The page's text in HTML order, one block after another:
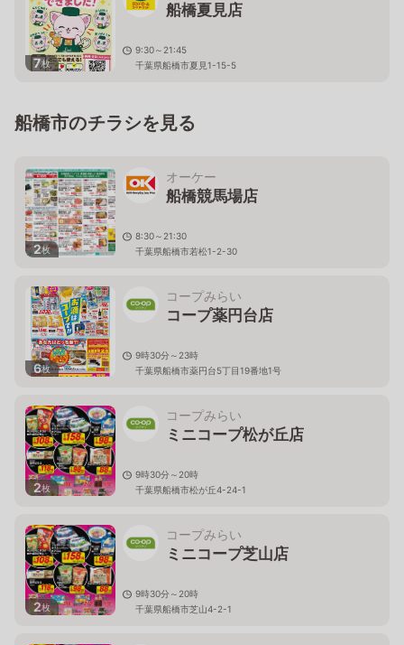
7枚
船橋夏見店
9:30～21:45
千葉県船橋市夏見1-15-5
船橋市のチラシを見る
2枚
オーケー
船橋競馬場店
8:30～21:30
千葉県船橋市若松1-2-30
6枚
コープみらい
コープ薬円台店
9時30分～23時
千葉県船橋市薬円台5丁目19番地1号
2枚
コープみらい
ミニコープ松が丘店
9時30分～20時
千葉県船橋市松が丘4-24-1
2枚
コープみらい
ミニコープ芝山店
9時30分～20時
千葉県船橋市芝山4-2-1